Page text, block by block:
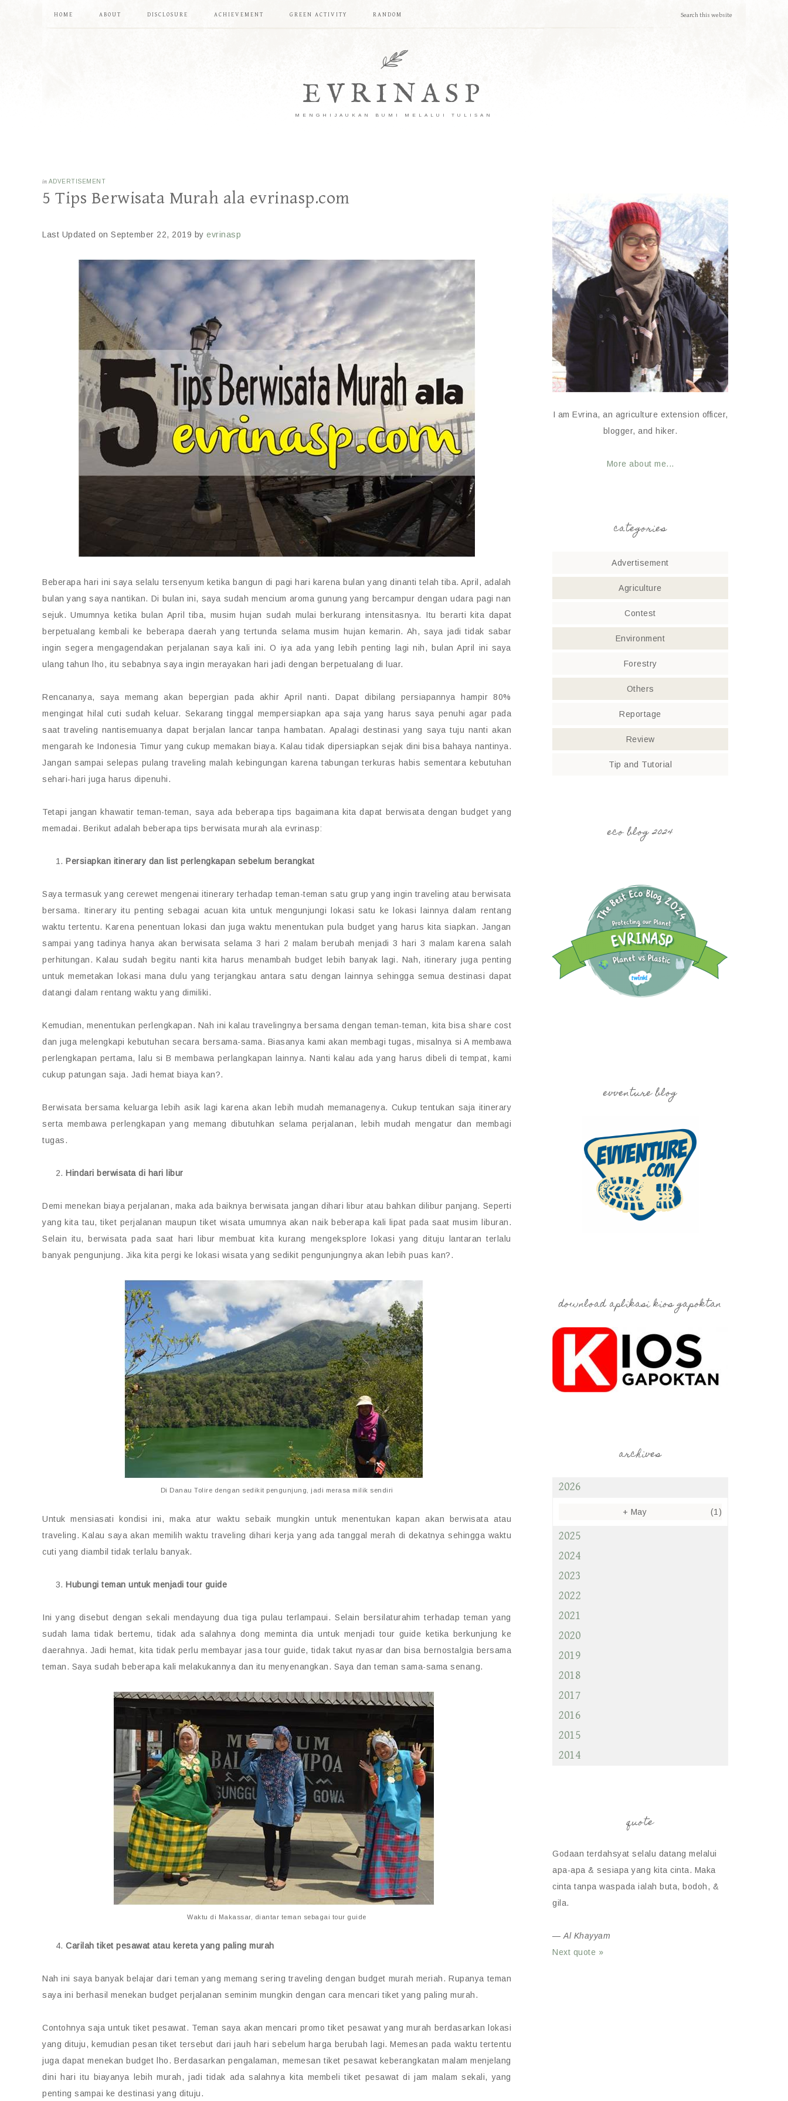
HOME ABOUT DISCLOSURE ACHIEVEMENT GREEN ACTIVITY RANDOM
EVRINASP
MENGHIJAUKAN BUMI MELALUI TULISAN
in ADVERTISEMENT
5 Tips Berwisata Murah ala evrinasp.com
Last Updated on September 22, 2019 by evrinasp
Beberapa hari ini saya selalu tersenyum ketika bangun di pagi hari karena bulan yang dinanti telah tiba. April, adalah
bulan yang saya nantikan. Di bulan ini, saya sudah mencium aroma gunung yang bercampur dengan udara pagi nan
sejuk. Umumnya ketika bulan April tiba, musim hujan sudah mulai berkurang intensitasnya. Itu berarti kita dapat
berpetualang kembali ke beberapa daerah yang tertunda selama musim hujan kemarin. Ah, saya jadi tidak sabar
ingin segera mengagendakan perjalanan saya kali ini. O iya ada yang lebih penting lagi nih, bulan April ini saya
ulang tahun lho, itu sebabnya saya ingin merayakan hari jadi dengan berpetualang di luar.
Rencananya, saya memang akan bepergian pada akhir April nanti. Dapat dibilang persiapannya hampir 80%
mengingat hilal cuti sudah keluar. Sekarang tinggal mempersiapkan apa saja yang harus saya penuhi agar pada
saat traveling nantisemuanya dapat berjalan lancar tanpa hambatan. Apalagi destinasi yang saya tuju nanti akan
mengarah ke Indonesia Timur yang cukup memakan biaya. Kalau tidak dipersiapkan sejak dini bisa bahaya nantinya.
Jangan sampai selepas pulang traveling malah kebingungan karena tabungan terkuras habis sementara kebutuhan
sehari-hari juga harus dipenuhi.
Tetapi jangan khawatir teman-teman, saya ada beberapa tips bagaimana kita dapat berwisata dengan budget yang
memadai. Berikut adalah beberapa tips berwisata murah ala evrinasp:
Persiapkan itinerary dan list perlengkapan sebelum berangkat
Saya termasuk yang cerewet mengenai itinerary terhadap teman-teman satu grup yang ingin traveling atau berwisata
bersama. Itinerary itu penting sebagai acuan kita untuk mengunjungi lokasi satu ke lokasi lainnya dalam rentang
waktu tertentu. Karena penentuan lokasi dan juga waktu menentukan pula budget yang harus kita siapkan. Jangan
sampai yang tadinya hanya akan berwisata selama 3 hari 2 malam berubah menjadi 3 hari 3 malam karena salah
perhitungan. Kalau sudah begitu nanti kita harus menambah budget lebih banyak lagi. Nah, itinerary juga penting
untuk memetakan lokasi mana dulu yang terjangkau antara satu dengan lainnya sehingga semua destinasi dapat
datangi dalam rentang waktu yang dimiliki.
Kemudian, menentukan perlengkapan. Nah ini kalau travelingnya bersama dengan teman-teman, kita bisa share cost
dan juga melengkapi kebutuhan secara bersama-sama. Biasanya kami akan membagi tugas, misalnya si A membawa
perlengkapan pertama, lalu si B membawa perlangkapan lainnya. Nanti kalau ada yang harus dibeli di tempat, kami
cukup patungan saja. Jadi hemat biaya kan?.
Berwisata bersama keluarga lebih asik lagi karena akan lebih mudah memanagenya. Cukup tentukan saja itinerary
serta membawa perlengkapan yang memang dibutuhkan selama perjalanan, lebih mudah mengatur dan membagi
tugas.
Hindari berwisata di hari libur
Demi menekan biaya perjalanan, maka ada baiknya berwisata jangan dihari libur atau bahkan dilibur panjang. Seperti
yang kita tau, tiket perjalanan maupun tiket wisata umumnya akan naik beberapa kali lipat pada saat musim liburan.
Selain itu, berwisata pada saat hari libur membuat kita kurang mengeksplore lokasi yang dituju lantaran terlalu
banyak pengunjung. Jika kita pergi ke lokasi wisata yang sedikit pengunjungnya akan lebih puas kan?.
Di Danau Tolire dengan sedikit pengunjung, jadi merasa milik sendiri
Untuk mensiasati kondisi ini, maka atur waktu sebaik mungkin untuk menentukan kapan akan berwisata atau
traveling. Kalau saya akan memilih waktu traveling dihari kerja yang ada tanggal merah di dekatnya sehingga waktu
cuti yang diambil tidak terlalu banyak.
Hubungi teman untuk menjadi tour guide
Ini yang disebut dengan sekali mendayung dua tiga pulau terlampaui. Selain bersilaturahim terhadap teman yang
sudah lama tidak bertemu, tidak ada salahnya dong meminta dia untuk menjadi tour guide ketika berkunjung ke
daerahnya. Jadi hemat, kita tidak perlu membayar jasa tour guide, tidak takut nyasar dan bisa bernostalgia bersama
teman. Saya sudah beberapa kali melakukannya dan itu menyenangkan. Saya dan teman sama-sama senang.
Waktu di Makassar, diantar teman sebagai tour guide
Carilah tiket pesawat atau kereta yang paling murah
Nah ini saya banyak belajar dari teman yang memang sering traveling dengan budget murah meriah. Rupanya teman
saya ini berhasil menekan budget perjalanan seminim mungkin dengan cara mencari tiket yang paling murah.
Contohnya saja untuk tiket pesawat. Teman saya akan mencari promo tiket pesawat yang murah berdasarkan lokasi
yang dituju, kemudian pesan tiket tersebut dari jauh hari sebelum harga berubah lagi. Memesan pada waktu tertentu
juga dapat menekan budget lho. Berdasarkan pengalaman, memesan tiket pesawat keberangkatan malam menjelang
dini hari itu biayanya lebih murah, jadi tidak ada salahnya kita membeli tiket pesawat di jam malam sekali, yang
penting sampai ke destinasi yang dituju.
I am Evrina, an agriculture extension officer,
blogger, and hiker.
More about me...
categories
Advertisement
Agriculture
Contest
Environment
Forestry
Others
Reportage
Review
Tip and Tutorial
eco blog 2024
evventure blog
download aplikasi kios gapoktan
archives
2026
+ May (1)
2025
2024
2023
2022
2021
2020
2019
2018
2017
2016
2015
2014
quote
Godaan terdahsyat selalu datang melalui
apa-apa & sesiapa yang kita cinta. Maka
cinta tanpa waspada ialah buta, bodoh, &
gila.
— Al Khayyam
Next quote »